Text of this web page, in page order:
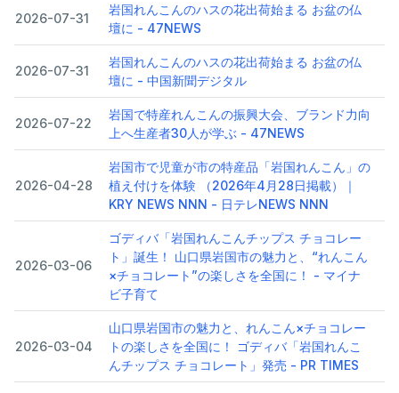
2026-07-31
岩国れんこんのハスの花出荷始まる お盆の仏
壇に - 47NEWS
2026-07-31
岩国れんこんのハスの花出荷始まる お盆の仏
壇に - 中国新聞デジタル
2026-07-22
岩国で特産れんこんの振興大会、ブランド力向
上へ生産者30人が学ぶ - 47NEWS
2026-04-28
岩国市で児童が市の特産品「岩国れんこん」の
植え付けを体験 （2026年4月28日掲載）｜
KRY NEWS NNN - 日テレNEWS NNN
2026-03-06
ゴディバ「岩国れんこんチップス チョコレー
ト」誕生！ 山口県岩国市の魅力と、“れんこん
×チョコレート”の楽しさを全国に！ - マイナ
ビ子育て
2026-03-04
山口県岩国市の魅力と、れんこん×チョコレー
トの楽しさを全国に！ ゴディバ「岩国れんこ
んチップス チョコレート」発売 - PR TIMES